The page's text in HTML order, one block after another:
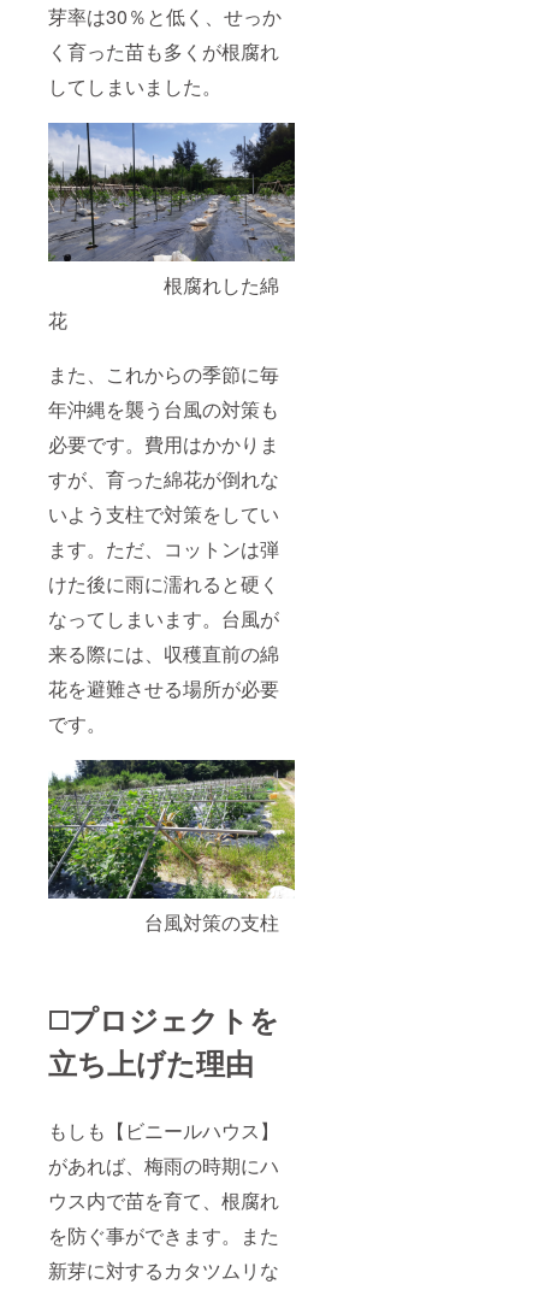
芽率は30％と低く、せっか
く育った苗も多くが根腐れ
してしまいました。
根腐れした綿
花
また、これからの季節に毎
年沖縄を襲う台風の対策も
必要です。費用はかかりま
すが、育った綿花が倒れな
いよう支柱で対策をしてい
ます。ただ、コットンは弾
けた後に雨に濡れると硬く
なってしまいます。台風が
来る際には、収穫直前の綿
花を避難させる場所が必要
です。
台風対策の支柱
◻️プロジェクトを
立ち上げた理由
もしも【ビニールハウス】
があれば、梅雨の時期にハ
ウス内で苗を育て、根腐れ
を防ぐ事ができます。また
新芽に対するカタツムリな